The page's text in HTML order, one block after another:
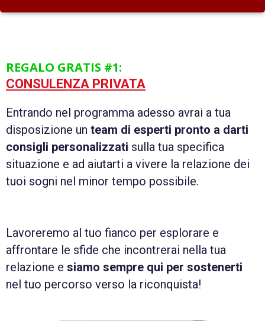
REGALO GRATIS #1:
CONSULENZA PRIVATA
Entrando nel programma adesso avrai a tua
disposizione un team di esperti pronto a darti
consigli personalizzati sulla tua specifica
situazione e ad aiutarti a vivere la relazione dei
tuoi sogni nel minor tempo possibile.
Lavoreremo al tuo fianco per esplorare e
affrontare le sfide che incontrerai nella tua
relazione e siamo sempre qui per sostenerti
nel tuo percorso verso la riconquista!